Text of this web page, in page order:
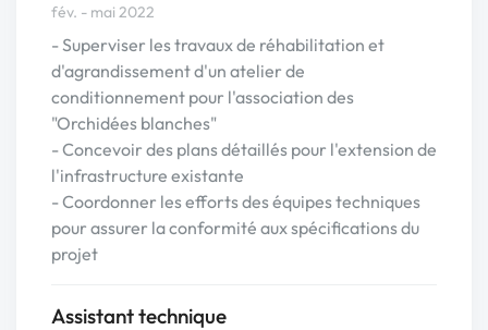
fév. - mai 2022
- Superviser les travaux de réhabilitation et
d'agrandissement d'un atelier de
conditionnement pour l'association des
"Orchidées blanches"
- Concevoir des plans détaillés pour l'extension de
l'infrastructure existante
- Coordonner les efforts des équipes techniques
pour assurer la conformité aux spécifications du
projet
Assistant technique